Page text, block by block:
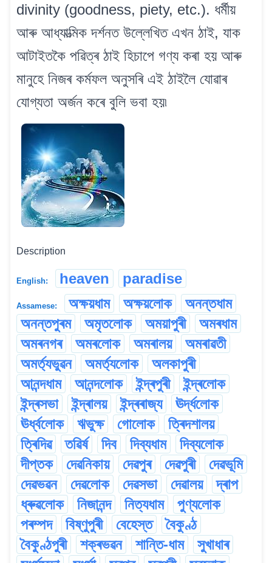
divinity (goodness, piety, etc.). ধৰ্মীয়
আৰু আধ্যাত্মিক দৰ্শনত উল্লেখিত এখন ঠাই, যাক
আটাইতকৈ পৱিত্ৰ ঠাই হিচাপে গণ্য কৰা হয় আৰু
মানুহে নিজৰ কৰ্মফল অনুসৰি এই ঠাইলৈ যোৱাৰ
যোগ্যতা অৰ্জন কৰে বুলি ভবা হয়৷
Description
English: heaven paradise
Assamese: অক্ষয়ধাম অক্ষয়লোক
অনন্তধাম
অনন্তপুৰম
অমৃতলোক অময়াপুৰী
অমৰধাম
অমৰনগৰ
অমৰলোক অমৰালয়
অমৰাৱতী
অমৰ্ত্যভুৱন
অমৰ্ত্যলোক
অলকাপুৰী
আনন্দধাম
আনন্দলোক ইন্দ্ৰপুৰী
ইন্দ্ৰলোক
ইন্দ্ৰসভা
ইন্দ্ৰালয় ইন্দ্ৰৰাজ্য
ঊৰ্দ্ধলোক
ঊৰ্ধ্বলোক
ঋভুক্ষ গোলোক
ত্ৰিদশালয়
ত্ৰিদিৱ
তৱিৰ্ষ দিব দিব্যধাম
দিব্যলোক
দীপ্তক
দেৱনিকায় দেৱপুৰ দেৱপুৰী
দেৱভূমি
দেৱভৱন
দেৱলোক দেৱসভা দেৱালয়
দ্ৰাপ
ধ্ৰুৱলোক
নিজানন্দ নিত্যধাম
পুণ্যলোক
পৰম্পদ
বিষ্ণুপুৰী বেহেস্ত
বৈকুণ্ঠ
বৈকুণ্ঠপুৰী
শক্ৰভৱন শান্তি-ধাম
সুখাধাৰ